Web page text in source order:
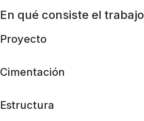
En qué consiste el trabajo
Proyecto
Cimentación
Estructura